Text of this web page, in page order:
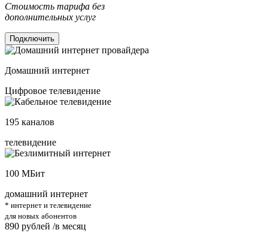
Стоимость тарифа без
дополнительных услуг
Подключить
Домашний интернет
Цифровое телевидение
195 каналов
телевидение
100 МБит
домашний интернет
* интернет и телевидение
для новых абонентов
890 рублей /в месяц